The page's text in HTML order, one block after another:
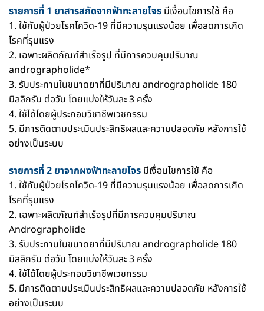
รายการที่ 1 ยาสารสกัดจากฟ้าทะลายโจร มีเงื่อนไขการใช้ คือ
1. ใช้กับผู้ป่วยโรคโควิด-19 ที่มีความรุนแรงน้อย เพื่อลดการเกิด
โรคที่รุนแรง
2. เฉพาะผลิตภัณฑ์สำเร็จรูป ที่มีการควบคุมปริมาณ
andrographolide*
3. รับประทานในขนาดยาที่มีปริมาณ andrographolide 180
มิลลิกรัม ต่อวัน โดยแบ่งให้วันละ 3 ครั้ง
4. ใช้ได้โดยผู้ประกอบวิชาชีพเวชกรรม
5. มีการติดตามประเมินประสิทธิผลและความปลอดภัย หลังการใช้
อย่างเป็นระบบ
รายการที่ 2 ยาจากผงฟ้าทะลายโจร มีเงื่อนไขการใช้ คือ
1. ใช้กับผู้ป่วยโรคโควิด-19 ที่มีความรุนแรงน้อย เพื่อลดการเกิด
โรคที่รุนแรง
2. เฉพาะผลิตภัณฑ์สำเร็จรูปที่มีการควบคุมปริมาณ
Andrographolide
3. รับประทานในขนาดยาที่มีปริมาณ andrographolide 180
มิลลิกรัม ต่อวัน โดยแบ่งให้วันละ 3 ครั้ง
4. ใช้ได้โดยผู้ประกอบวิชาชีพเวชกรรม
5. มีการติดตามประเมินประสิทธิผลและความปลอดภัย หลังการใช้
อย่างเป็นระบบ